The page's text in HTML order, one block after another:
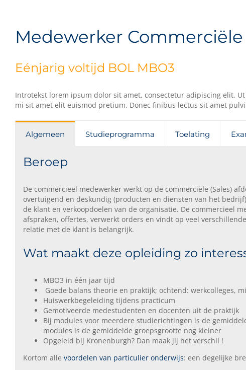
Medewerker
Eénjarig voltijd BOL MBO3
Introtekst lorem ipsum dolor sit amet, consectetur adipiscing elit.
mi sit amet elit euismod pretium. Donec finibus lectus sit amet
Algemeen Studieprogramma Toelating
Beroep
De commercieel medewerker werkt op de commerciële (Sales)
overtuigend en deskundig (producten en diensten van het
de klant en verkoopdoelen van de organisatie. De commercieel
afspraken, offertes, verwerkt orders en vindt op veel
relatie met de klant is belangrijk.
Wat maakt deze opleiding zo
MBO3 in één jaar tijd
Goede balans theorie en praktijk; ochtend: werkcolleges,
Huiswerkbegeleiding tijdens practicum
Gemotiveerde medestudenten en docenten uit de praktijk
Bij modules voor meerdere studierichtingen is de
modules is de gemiddelde groepsgrootte nog kleiner
Opgeleid bij Kronenburgh? Dan maak jij het verschil !
Kortom alle voordelen van particulier onderwijs: een degelijke